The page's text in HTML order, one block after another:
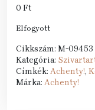
0 Ft
Elfogyott
Cikkszám: M-09453
Kategória:
Címkék: Achenty!,
Márka: Achenty!